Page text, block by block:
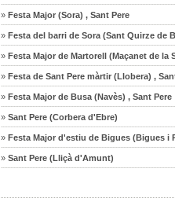
» Festa Major (Sora) , Sant Pere
» Festa del barri de Sora (Sant Quirze de
» Festa Major de Martorell (Maçanet de la
» Festa de Sant Pere màrtir (Llobera) ,
» Festa Major de Busa (Navès) , Sant Pere
» Sant Pere (Corbera d'Ebre)
» Festa Major d'estiu de Bigues (Bigues i
» Sant Pere (Lliçà d'Amunt)